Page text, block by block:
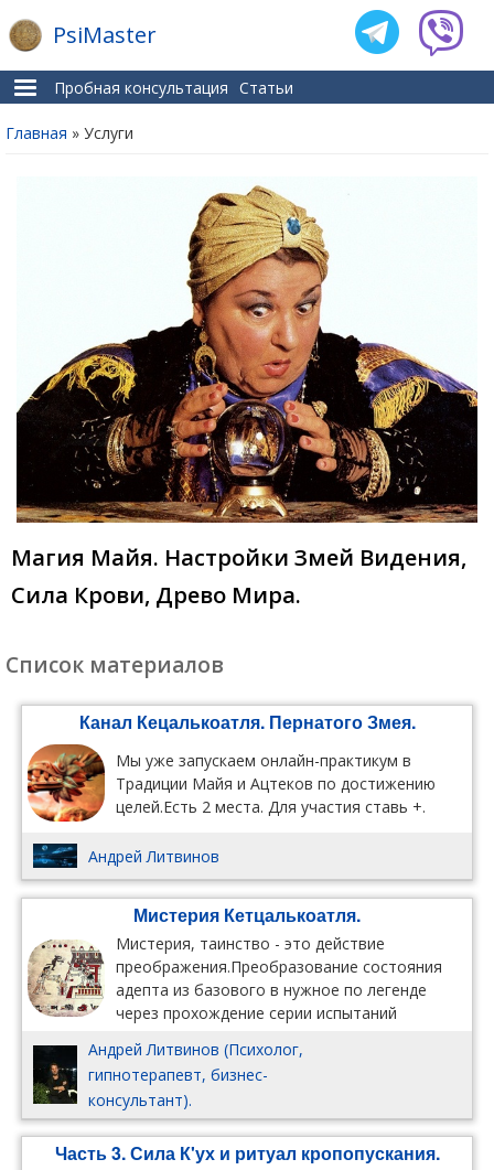
PsiMaster
Пробная консультация Статьи
Вы здесь
Главная » Услуги
Магия Майя. Настройки Змей Видения,
Сила Крови, Древо Мира.
Список материалов
Канал Кецалькоатля. Пернатого Змея.
Мы уже запускаем онлайн-практикум в
Традиции Майя и Ацтеков по достижению
целей.Есть 2 места. Для участия ставь +.
Андрей Литвинов
Мистерия Кетцалькоатля.
Мистерия, таинство - это действие
преображения.Преобразование состояния
адепта из базового в нужное по легенде
через прохождение серии испытаний
Андрей Литвинов (Психолог,
гипнотерапевт, бизнес-
консультант).
Часть 3. Сила К'ух и ритуал кропопускания.